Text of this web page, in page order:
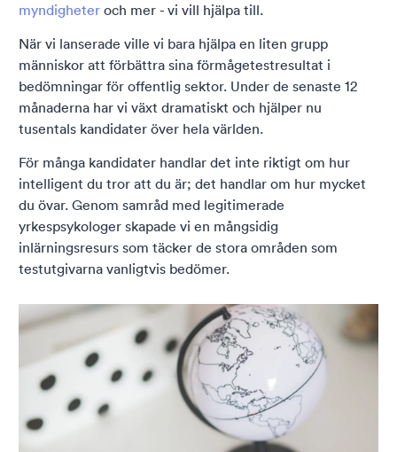
myndigheter och mer - vi vill hjälpa till.
När vi lanserade ville vi bara hjälpa en liten grupp
människor att förbättra sina förmågetestresultat i
bedömningar för offentlig sektor. Under de senaste 12
månaderna har vi växt dramatiskt och hjälper nu
tusentals kandidater över hela världen.
För många kandidater handlar det inte riktigt om hur
intelligent du tror att du är; det handlar om hur mycket
du övar. Genom samråd med legitimerade
yrkespsykologer skapade vi en mångsidig
inlärningsresurs som täcker de stora områden som
testutgivarna vanligtvis bedömer.